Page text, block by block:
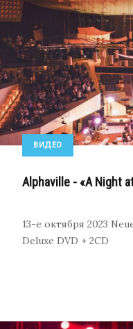
ВИДЕО
Alphaville - «A Night
13-е октября 2023
Deluxe DVD + 2CD